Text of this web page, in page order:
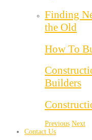
Finding
the Old
How To
Builders
Previous Next
Contact Us